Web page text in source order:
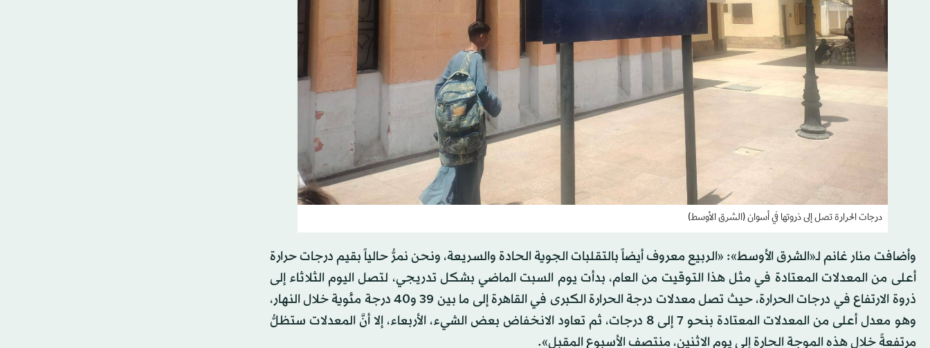
درجات الحرارة تصل إلى ذروتها في أسوان (الشرق الأوسط)
وأضافت منار غانم لـ«الشرق الأوسط»: «الربيع معروف أيضاً بالتقلبات الجوية الحادة والسريعة، ونحن نمرُّ حالياً بقيم درجات حرارة
أعلى من المعدلات المعتادة في مثل هذا التوقيت من العام، بدأت يوم السبت الماضي بشكل تدريجي، لتصل اليوم الثلاثاء إلى
ذروة الارتفاع في درجات الحرارة، حيث تصل معدلات درجة الحرارة الكبرى في القاهرة إلى ما بين 39 و40 درجة مئوية خلال النهار،
وهو معدل أعلى من المعدلات المعتادة بنحو 7 إلى 8 درجات، ثم تعاود الانخفاض بعض الشيء، الأربعاء، إلا أنَّ المعدلات ستظلُّ
مرتفعةً خلال هذه الموجة الحارة إلى يوم الاثنين، منتصف الأسبوع المقبل».